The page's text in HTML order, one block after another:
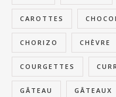
CAROTTES
CHORIZO CHÈVRE
COURGETTES
GÂTEAU GÂTEAUX